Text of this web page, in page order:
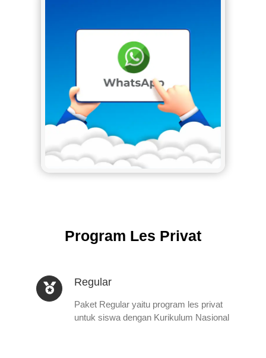
Program Les Privat
Regular
Paket Regular yaitu program les privat
untuk siswa dengan Kurikulum Nasional